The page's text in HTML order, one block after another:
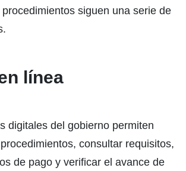
siguen una serie de
línea
digitales del gobierno permiten
consultar requisitos,
de pago y verificar el avance de